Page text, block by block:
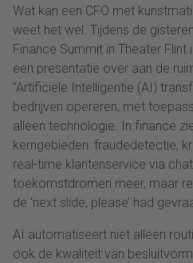
Wat kan een CFO met
weet het wel. Tijdens de
Finance Summit in Theater
een presentatie over aan de
“Artificiële Intelligentie (AI)
bedrijven opereren, met
alleen technologie. In finance
kerngebieden: fraudedetectie,
real-time klantenservice via
toekomstdromen meer, maar
de ‘next slide, please’ had
AI automatiseert niet alleen
ook de kwaliteit van